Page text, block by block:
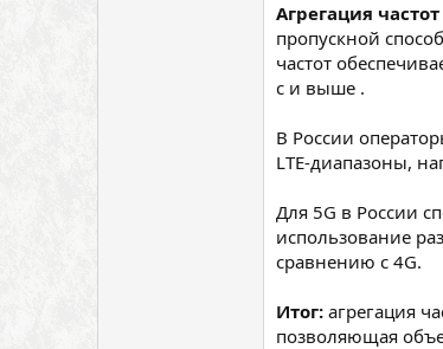
Агрегация частот
пропускной
частот
с и выше .
В России
LTE-диапазоны,
Для 5G в России
использование
сравнению с 4G.
Итог: агрегация
позволяющая